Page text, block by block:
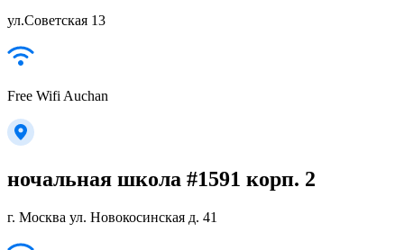
ул.Советская 13
Free Wifi Auchan
ночальная школа #1591 корп. 2
г. Москва ул. Новокосинская д. 41